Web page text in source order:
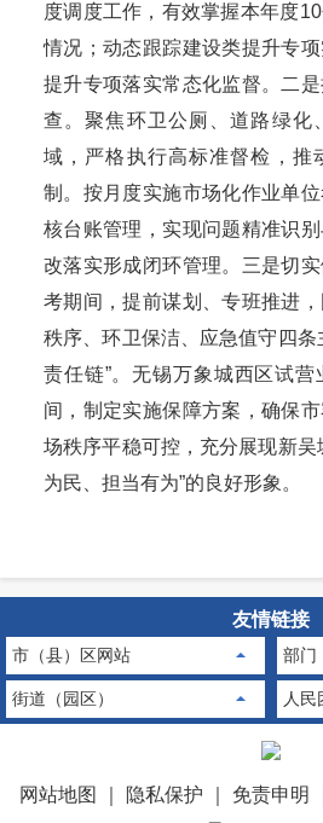
度调度工作，有效掌握本年度
情况；动态跟踪建设类提升专
提升专项落实常态化监督。二
查。聚焦环卫公厕、道路绿化
域，严格执行高标准督检，推
制。按月度实施市场化作业单
核台账管理，实现问题精准识
改落实形成闭环管理。三是切
考期间，提前谋划、专班推进
秩序、环卫保洁、应急值守四条
责任链”。无锡万象城西区试营
间，制定实施保障方案，确保
场秩序平稳可控，充分展现新吴
为民、担当有为”的良好形象。
友情链接
市（县）区网站 部门
街道（园区） 人民
网站地图 隐私保护 免责申明